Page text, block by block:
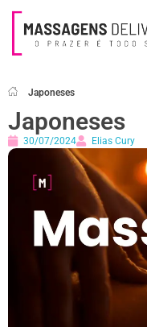
Japoneses
Japoneses
30/07/2024 Elias Cury